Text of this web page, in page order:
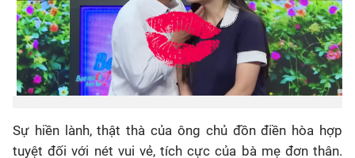
Sự hiền lành, thật thà của ông chủ đồn điền hòa hợp
tuyệt đối với nét vui vẻ, tích cực của bà mẹ đơn thân.